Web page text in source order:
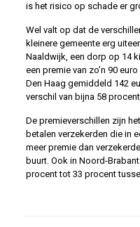
is het risico op schade er
Wel valt op dat de
kleinere gemeente erg
Naaldwijk, een dorp op 14
een premie van zo’n 90
Den Haag gemiddeld 142
verschil van bijna 58
De premieverschillen zijn
betalen verzekerden die in
meer premie dan
buurt. Ook in Noord-
procent tot 33 procent